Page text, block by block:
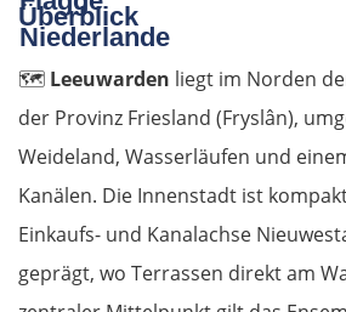
Überblick
🗺️ Leeuwarden liegt im Norden
der Provinz Friesland (Fryslân),
Weideland, Wasserläufen und
Kanälen. Die Innenstadt ist
Einkaufs- und Kanalachse
geprägt, wo Terrassen direkt am